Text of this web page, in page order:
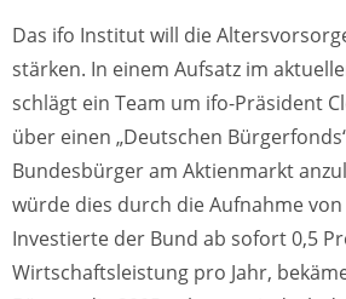
Das ifo Institut will die
stärken. In einem Aufsatz im
schlägt ein Team um ifo-Präsident
über einen „Deutschen
Bundesbürger am Aktienmarkt
würde dies durch die Aufnahme von
Investierte der Bund ab sofort 0,5
Wirtschaftsleistung pro Jahr,